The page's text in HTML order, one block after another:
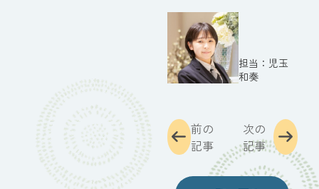
児玉
和奏
前の
記事
次の
記事